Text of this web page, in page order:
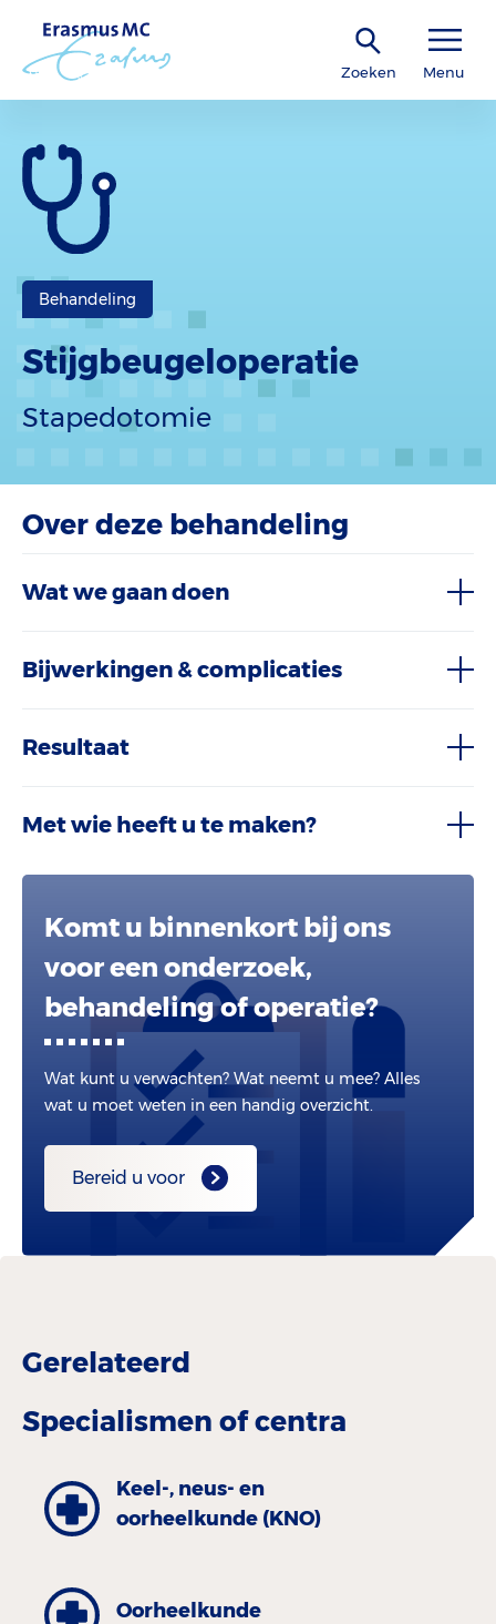
Zoeken Menu
Behandeling
Stijgbeugeloperatie
Stapedotomie
Over deze behandeling
Wat we gaan doen
Bijwerkingen & complicaties
Resultaat
Met wie heeft u te maken?
Komt u binnenkort bij ons
voor een onderzoek,
behandeling of operatie?
Wat kunt u verwachten? Wat neemt u mee? Alles
wat u moet weten in een handig overzicht.
Bereid u voor
Gerelateerd
Specialismen of centra
Keel-, neus- en
oorheelkunde (KNO)
Oorheelkunde